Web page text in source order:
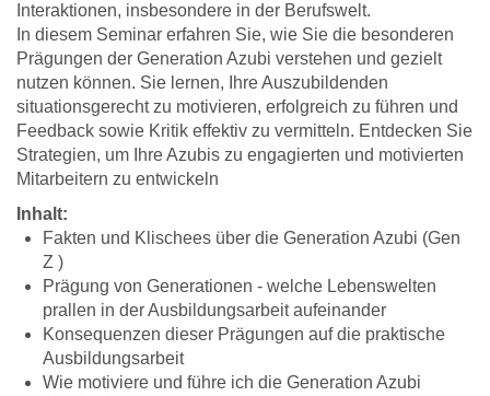
Interaktionen, insbesondere in der Berufswelt.
In diesem Seminar erfahren Sie, wie Sie die besonderen
Prägungen der Generation Azubi verstehen und gezielt
nutzen können. Sie lernen, Ihre Auszubildenden
situationsgerecht zu motivieren, erfolgreich zu führen und
Feedback sowie Kritik effektiv zu vermitteln. Entdecken Sie
Strategien, um Ihre Azubis zu engagierten und motivierten
Mitarbeitern zu entwickeln
Inhalt:
Fakten und Klischees über die Generation Azubi (Gen
Z )
Prägung von Generationen - welche Lebenswelten
prallen in der Ausbildungsarbeit aufeinander
Konsequenzen dieser Prägungen auf die praktische
Ausbildungsarbeit
Wie motiviere und führe ich die Generation Azubi